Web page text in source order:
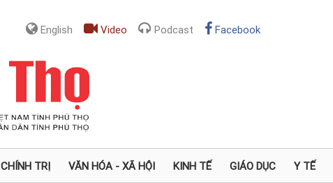
English Video Podcast Facebook
CHÍNH TRỊ VĂN HÓA - XÃ HỘI KINH TẾ GIÁO DỤC Y TẾ